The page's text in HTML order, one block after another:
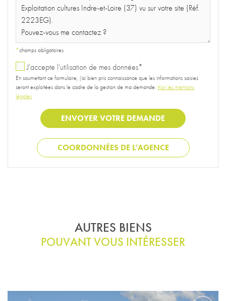
*champs obligatoires
J'accepte l'utilisation de mes données*
En soumettant ce formulaire, j'ai bien pris connaissance que les informations saisies
seront exploitées dans le cadre de la gestion de ma demande.Voir les mentions
légales
COORDONNÉES DE L'AGENCE
AUTRES BIENS
POUVANT VOUS INTÉRESSER